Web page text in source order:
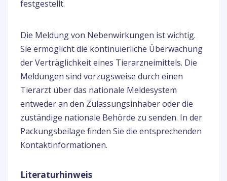
festgestellt.
Die Meldung von Nebenwirkungen ist wichtig.
Sie ermöglicht die kontinuierliche Überwachung
der Verträglichkeit eines Tierarzneimittels. Die
Meldungen sind vorzugsweise durch einen
Tierarzt über das nationale Meldesystem
entweder an den Zulassungsinhaber oder die
zuständige nationale Behörde zu senden. In der
Packungsbeilage finden Sie die entsprechenden
Kontaktinformationen.
Literaturhinweis